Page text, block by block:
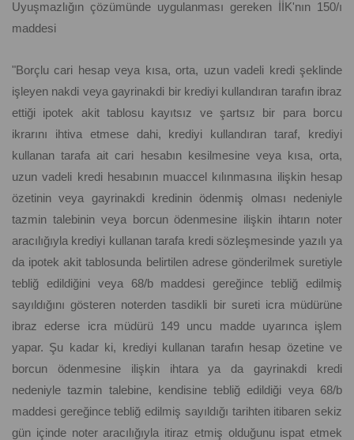
Uyuşmazlığın çözümünde uygulanması gereken İİK'nın 150/ı
maddesi
"Borçlu cari hesap veya kısa, orta, uzun vadeli kredi şeklinde
işleyen nakdi veya gayrinakdi bir krediyi kullandıran tarafın ibraz
ettiği ipotek akit tablosu kayıtsız ve şartsız bir para borcu
ikrarını ihtiva etmese dahi, krediyi kullandıran taraf, krediyi
kullanan tarafa ait cari hesabın kesilmesine veya kısa, orta,
uzun vadeli kredi hesabının muaccel kılınmasına ilişkin hesap
özetinin veya gayrinakdi kredinin ödenmiş olması nedeniyle
tazmin talebinin veya borcun ödenmesine ilişkin ihtarın noter
aracılığıyla krediyi kullanan tarafa kredi sözleşmesinde yazılı ya
da ipotek akit tablosunda belirtilen adrese gönderilmek suretiyle
tebliğ edildiğini veya 68/b maddesi gereğince tebliğ edilmiş
sayıldığını gösteren noterden tasdikli bir sureti icra müdürüne
ibraz ederse icra müdürü 149 uncu madde uyarınca işlem
yapar. Şu kadar ki, krediyi kullanan tarafın hesap özetine ve
borcun ödenmesine ilişkin ihtara ya da gayrinakdi kredi
nedeniyle tazmin talebine, kendisine tebliğ edildiği veya 68/b
maddesi gereğince tebliğ edilmiş sayıldığı tarihten itibaren sekiz
gün içinde noter aracılığıyla itiraz etmiş olduğunu ispat etmek